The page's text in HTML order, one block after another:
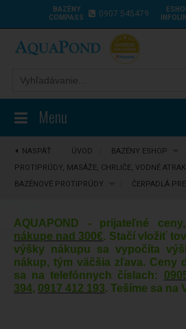
BAZÉNY
COMPASS
0907 545479
Menu
NASPÄŤ ÚVOD BAZÉNY ESHOP
PROTIPRÚDY, MASÁŽE, CHRLIČE, VODNÉ
BAZÉNOVÉ PROTIPRÚDY
ČERPADLÁ
AQUAPOND - prijateľné
nákupe nad 300€. Stačí vložiť
výšky nákupu sa vypočíta
nákup, tým väčšia zľava. Ceny
sa na telefónnych číslach:
394, 0917 412 193. Tešíme sa na